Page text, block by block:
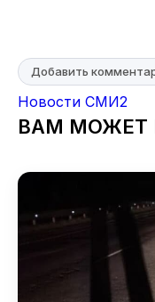
Добавить
Новости СМИ2
ВАМ МОЖЕТ